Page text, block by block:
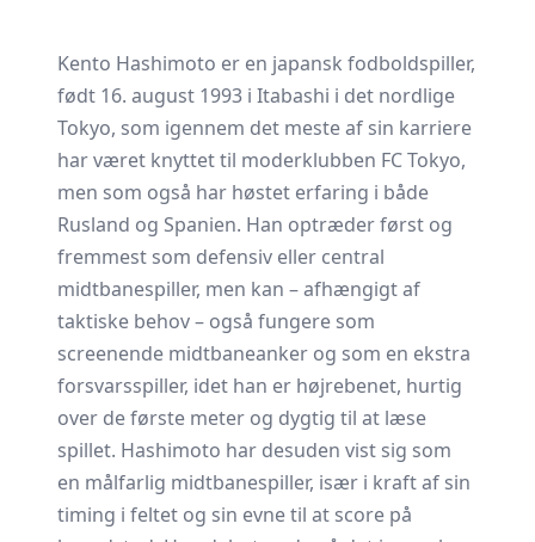
Kento Hashimoto er en japansk fodboldspiller,
født 16. august 1993 i Itabashi i det nordlige
Tokyo, som igennem det meste af sin karriere
har været knyttet til moderklubben FC Tokyo,
men som også har høstet erfaring i både
Rusland og Spanien. Han optræder først og
fremmest som defensiv eller central
midtbanespiller, men kan – afhængigt af
taktiske behov – også fungere som
screenende midtbaneanker og som en ekstra
forsvarsspiller, idet han er højrebenet, hurtig
over de første meter og dygtig til at læse
spillet. Hashimoto har desuden vist sig som
en mål­farlig midtbanespiller, især i kraft af sin
timing i feltet og sin evne til at score på